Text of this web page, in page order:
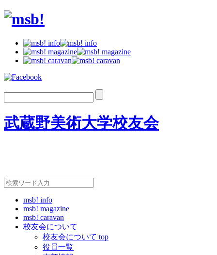
武蔵野美術大学校友会
msb! info
msb! magazine
msb! caravan
校友会について
校友会について top
役員一覧